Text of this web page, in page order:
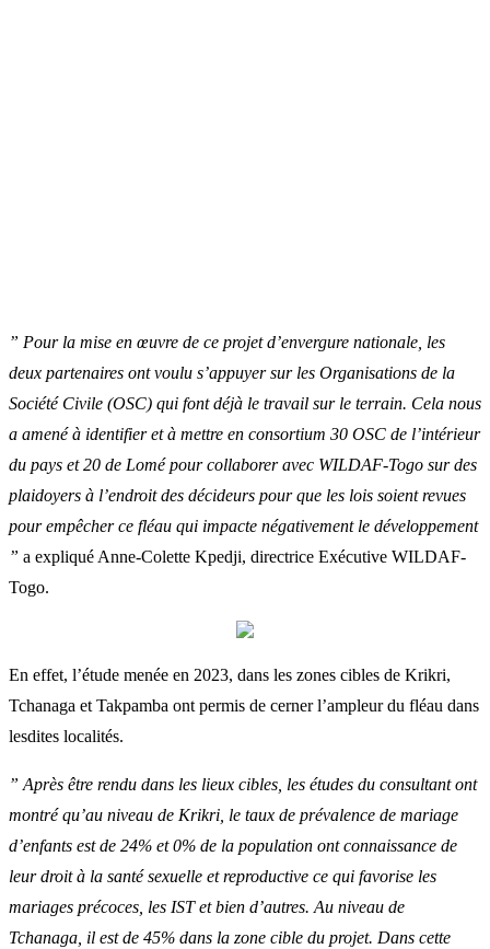
” Pour la mise en œuvre de ce projet d’envergure nationale, les
deux partenaires ont voulu s’appuyer sur les Organisations de la
Société Civile (OSC) qui font déjà le travail sur le terrain. Cela nous
a amené à identifier et à mettre en consortium 30 OSC de l’intérieur
du pays et 20 de Lomé pour collaborer avec WILDAF-Togo sur des
plaidoyers à l’endroit des décideurs pour que les lois soient revues
pour empêcher ce fléau qui impacte négativement le développement
” a expliqué Anne-Colette Kpedji, directrice Exécutive WILDAF-
Togo.
En effet, l’étude menée en 2023, dans les zones cibles de Krikri,
Tchanaga et Takpamba ont permis de cerner l’ampleur du fléau dans
lesdites localités.
” Après être rendu dans les lieux cibles, les études du consultant ont
montré qu’au niveau de Krikri, le taux de prévalence de mariage
d’enfants est de 24% et 0% de la population ont connaissance de
leur droit à la santé sexuelle et reproductive ce qui favorise les
mariages précoces, les IST et bien d’autres. Au niveau de
Tchanaga, il est de 45% dans la zone cible du projet. Dans cette